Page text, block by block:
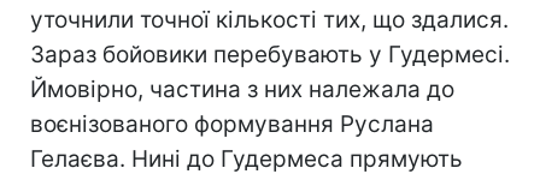
уточнили точної кількості тих, що здалися.
Зараз бойовики перебувають у Гудермесі.
Ймовірно, частина з них належала до
воєнізованого формування Руслана
Гелаєва. Нині до Гудермеса прямують